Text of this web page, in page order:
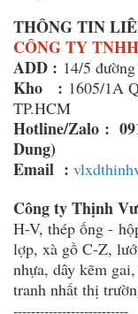
THÔNG TIN
CÔNG TY
ADD : 14/5
Kho : 1605/1A
TP.HCM
Hotline/Zalo :
Dung)
Email :
Công ty Thịnh
H-V, thép ống -
lợp, xà gồ C-Z,
nhựa, dây kẽm
tranh nhất thị
--------------------------